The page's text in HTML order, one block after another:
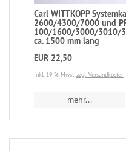
Carl WITTKOPP
2600/4300/7000 und
100/1600/3000/3010/
ca. 1500 mm lang
EUR 22,50
inkl. 19 % Mwst.zzgl. Versandkosten
mehr...